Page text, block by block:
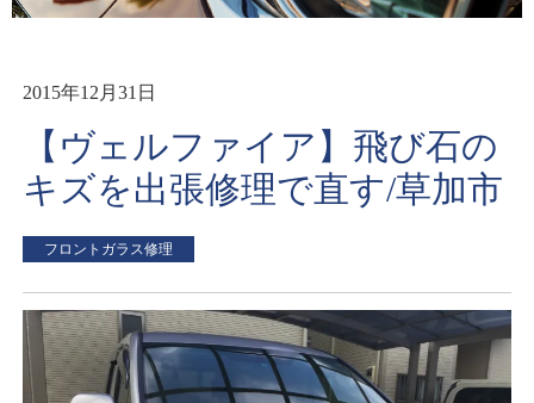
2015年12月31日
【ヴェルファイア】飛び石の
キズを出張修理で直す/草加市
フロントガラス修理